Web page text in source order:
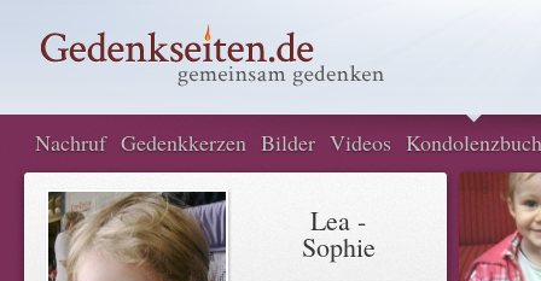
Nachruf Gedenkkerzen Bilder Videos Kondolenzbuch
Lea -
Sophie